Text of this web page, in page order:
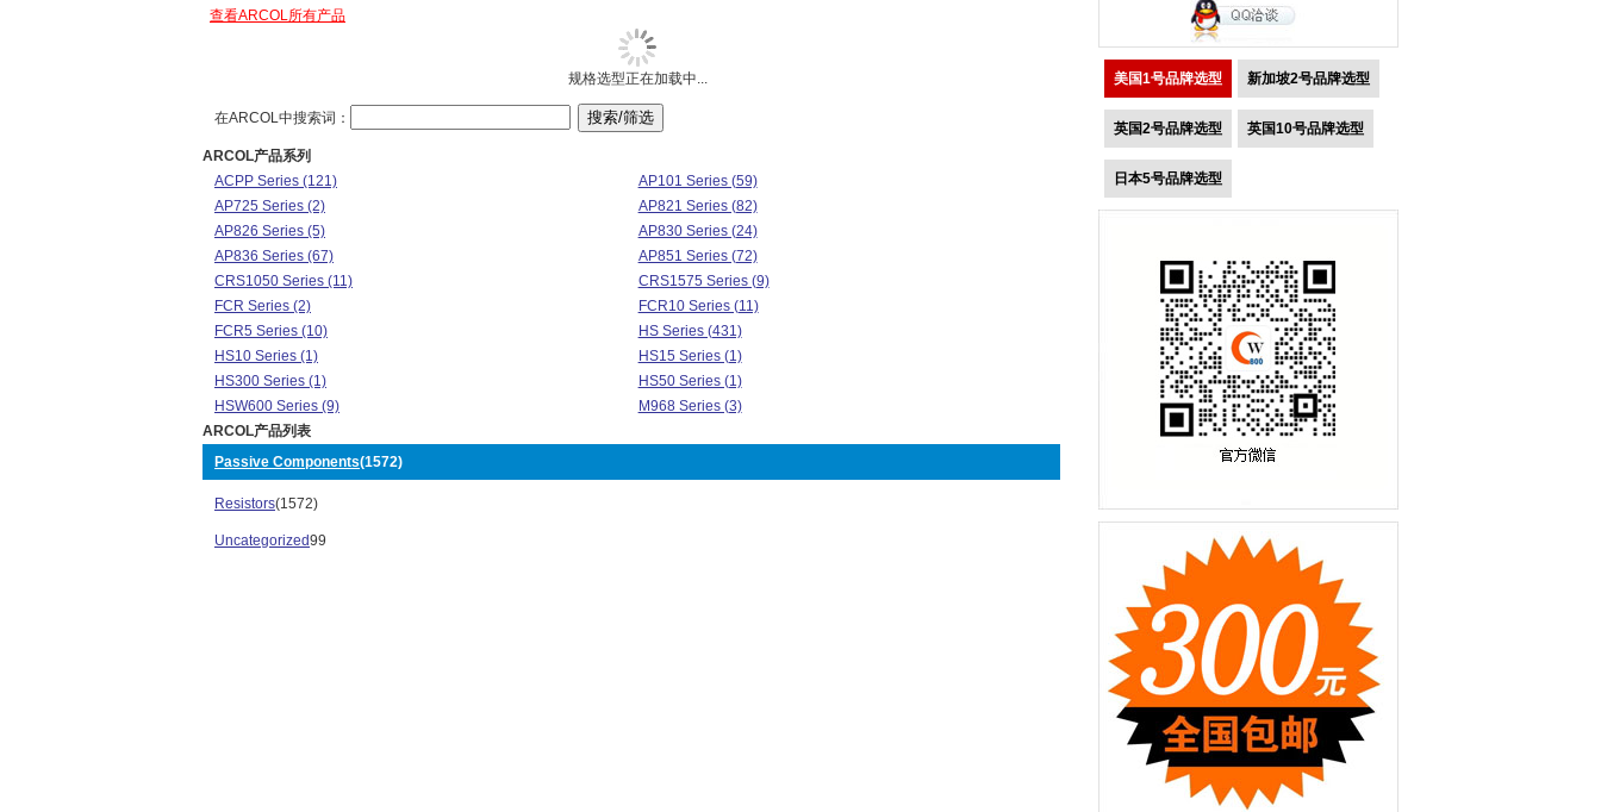
查看ARCOL所有产品
规格选型正在加载中...
在ARCOL中搜索词：
ARCOL产品系列
ACPP Series (121)
AP101 Series (59)
AP725 Series (2)
AP821 Series (82)
AP826 Series (5)
AP830 Series (24)
AP836 Series (67)
AP851 Series (72)
CRS1050 Series (11)
CRS1575 Series (9)
FCR Series (2)
FCR10 Series (11)
FCR5 Series (10)
HS Series (431)
HS10 Series (1)
HS15 Series (1)
HS300 Series (1)
HS50 Series (1)
HSW600 Series (9)
M968 Series (3)
MRA0207 Series (345)
MSR-3 Series (8)
RCC Series (1)
RCC025 Series (96)
RCC050 Series (98)
RWS5 Series (1)
ARCOL产品列表
Passive Components(1572)
Resistors(1572)
Uncategorized99
美国1号品牌选型 新加坡2号品牌选型
英国2号品牌选型 英国10号品牌选型
日本5号品牌选型